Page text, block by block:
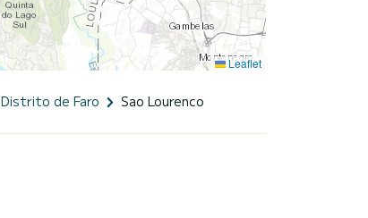
Leaflet
Distrito de Faro Sao Lourenco